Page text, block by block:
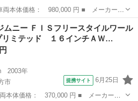
ムニー ■ グレード名： ワイルドウ
インド・ＴＡＣ前後バンパー＆マフラ
ムニー ＦＩＳフリースタイルワール
リミテッド １６インチＡＷ…
2003年
市
提携サイト 6月25日